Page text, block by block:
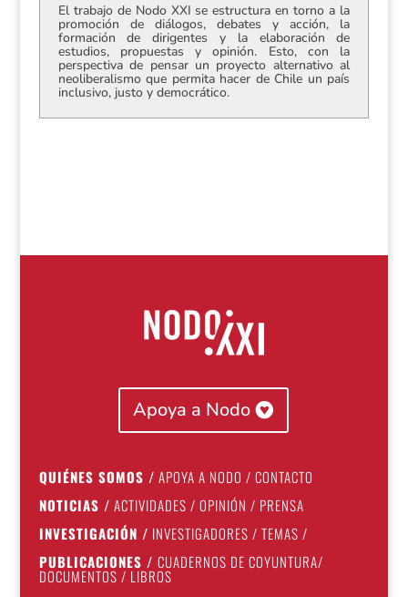
El trabajo de Nodo XXI se estructura en torno a la
promoción de diálogos, debates y acción, la
formación de dirigentes y la elaboración de
estudios, propuestas y opinión. Esto, con la
perspectiva de pensar un proyecto alternativo al
neoliberalismo que permita hacer de Chile un país
inclusivo, justo y democrático.
Apoya a Nodo
QUIÉNES SOMOS / APOYA A NODO / CONTACTO
NOTICIAS / ACTIVIDADES / OPINIÓN / PRENSA
INVESTIGACIÓN / INVESTIGADORES / TEMAS /
PUBLICACIONES / CUADERNOS DE COYUNTURA/
DOCUMENTOS / LIBROS